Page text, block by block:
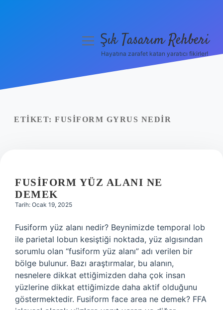
Yasal Uyarı
menüyüŞık Tasarım Rehberi
Hayatına zarafet katan yaratıcı fikirler!
ETIKET: FUSIFORM GYRUS NEDIR
FUSIFORM YÜZ ALANI NE
DEMEK
Tarih: Ocak 19, 2025
Fusiform yüz alanı nedir? Beynimizde temporal lob
ile parietal lobun kesiştiği noktada, yüz algısından
sorumlu olan “fusiform yüz alanı” adı verilen bir
bölge bulunur. Bazı araştırmalar, bu alanın,
nesnelere dikkat ettiğimizden daha çok insan
yüzlerine dikkat ettiğimizde daha aktif olduğunu
göstermektedir. Fusiform face area ne demek? FFA